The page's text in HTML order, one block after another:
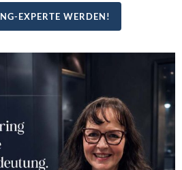
EXPERTE WERDEN!